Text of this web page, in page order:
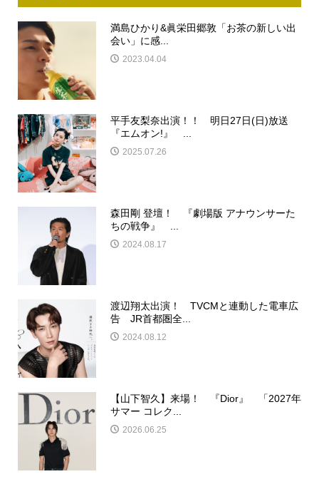
満島ひかり&眞栄田郷敦「お茶の新しい出
会い」に感...
2023.04.04
平手友梨奈出演！！ 明日27日(日)放送
『エムオン!』 ...
2025.07.26
森田剛 登壇！ 『劇場版 アナウンサーた
ちの戦争』 ...
2024.08.17
渡辺翔太出演！ TVCMと連動した電車広
告 JR首都圏全...
2024.08.12
【山下智久】来場！ 『Dior』 「2027年
サマー コレク...
2026.06.25